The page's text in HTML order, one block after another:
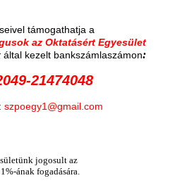
támogathatja a
az Oktatásért Egyesület
által kezelt bankszámlaszámon:
21474048
szpoegy1@gmail.com
jogosult az
ának fogadására.